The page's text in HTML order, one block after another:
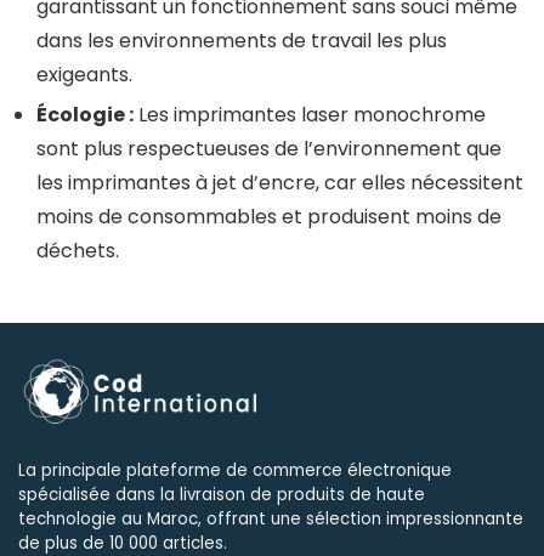
garantissant un fonctionnement sans souci même
dans les environnements de travail les plus
exigeants.
Écologie : Les imprimantes laser monochrome
sont plus respectueuses de l’environnement que
les imprimantes à jet d’encre, car elles nécessitent
moins de consommables et produisent moins de
déchets.
La principale plateforme de commerce électronique
spécialisée dans la livraison de produits de haute
technologie au Maroc, offrant une sélection impressionnante
de plus de 10 000 articles.